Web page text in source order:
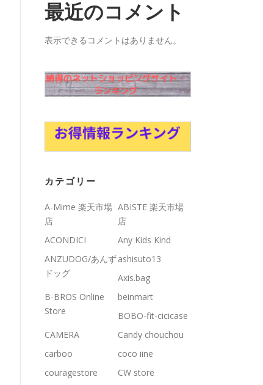
最近のコメント
表示できるコメントはありません。
カテゴリー
A-Mime 楽天市場
店
ABISTE 楽天市場
店
ACONDICI
Any Kids Kind
ANZUDOG/あんず
ドッグ
ashisuto13
Axis.bag
B-BROS Online
Store
beinmart
BOBO-fit-cicicase
CAMERA
Candy chouchou
carboo
coco iine
couragestore
CW store